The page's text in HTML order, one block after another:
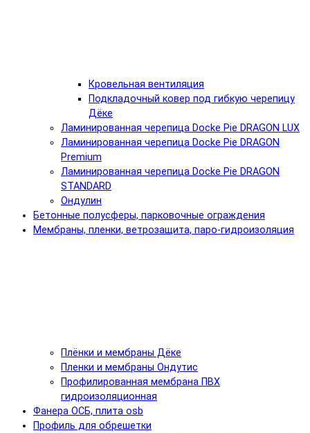
Кровельная вентиляция
Подкладочный ковер под гибкую черепицу
Дёке
Ламинированная черепица Docke Pie DRAGON LUX
Ламинированная черепица Docke Pie DRAGON
Premium
Ламинированная черепица Docke Pie DRAGON
STANDARD
Ондулин
Бетонные полусферы, парковочные ограждения
Мембраны, пленки, ветрозащита, паро-гидроизоляция
Плёнки и мембраны Дёке
Пленки и мембраны Ондутис
Профилированная мембрана ПВХ
гидроизоляционная
Фанера ОСБ, плита osb
Профиль для обрешетки